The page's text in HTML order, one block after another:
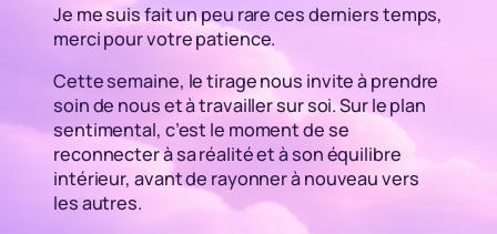
Je me suis fait un peu rare ces derniers temps,
merci pour votre patience.
Cette semaine, le tirage nous invite à prendre
soin de nous et à travailler sur soi. Sur le plan
sentimental, c’est le moment de se
reconnecter à sa réalité et à son équilibre
intérieur, avant de rayonner à nouveau vers
les autres.